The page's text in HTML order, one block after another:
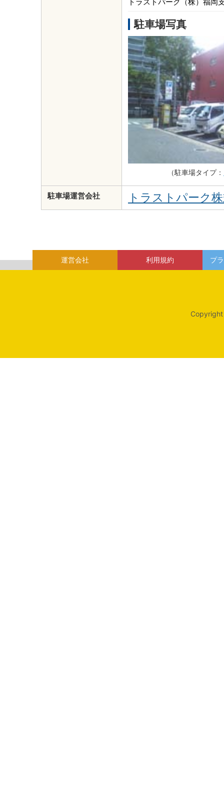
トラストパーク（株）福
駐車場写真
（駐車場タイプ：
駐車場運営会社 トラストパーク
運営会社 利用規約 プ